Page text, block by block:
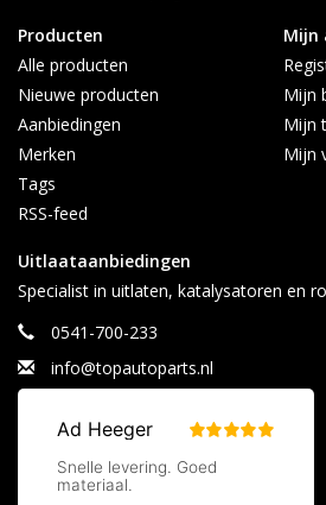
Producten
Alle producten
Nieuwe producten
Aanbiedingen
Merken
Tags
RSS-feed
Mijn
Mijn
Mijn
Mijn
Uitlaataanbiedingen
Specialist in uitlaten, katalysatoren en
0541-700-233
info@topautoparts.nl